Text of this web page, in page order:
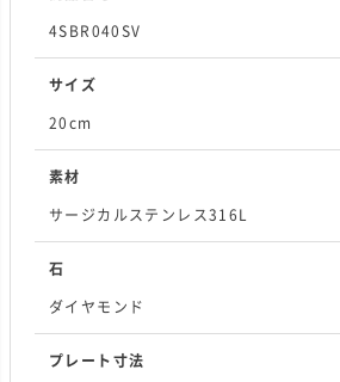
4SBR040SV
サイズ
20cm
素材
サージカルステンレス316L
石
ダイヤモンド
プレート寸法